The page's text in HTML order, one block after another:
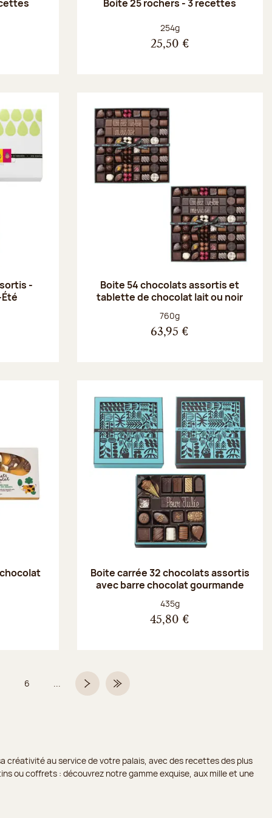
Boite 25 rochers - 3 recettes
Poids net :
254g
25,50 €
-
Boite 54 chocolats assortis et
tablette de chocolat lait ou noir
Poids net :
760g
63,95 €
Boite carrée 32 chocolats assortis
avec barre chocolat gourmande
Poids net :
435g
45,80 €
Page
6 ... Page suivanteDernière page
créativité au service de votre palais, avec des recettes des plus
ou coffrets : découvrez notre gamme exquise, aux mille et une